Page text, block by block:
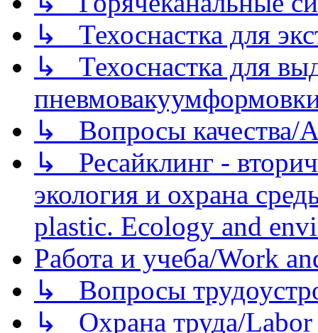
↳ Техоснастка для
↳ Техоснастка для
↳ Вопросы качества/
↳ Ресайклинг -
экология и охрана
plastic. Ecology and
Работа и учеба/Work
↳ Вопросы
↳ Охрана труда/Labor